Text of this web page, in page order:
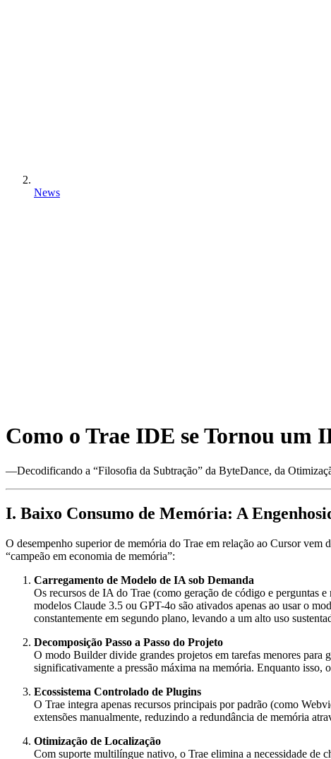
News
Como o Trae IDE se Tornou um
—Decodificando a “Filosofia da Subtração” da ByteDance, da
I. Baixo Consumo de Memória: A
O desempenho superior de memória do Trae em relação ao Cursor vem
“campeão em economia de memória”:
Carregamento de Modelo de IA sob Demanda
Os recursos de IA do Trae (como geração de código e perguntas
modelos Claude 3.5 ou GPT-4o são ativados apenas ao usar o
constantemente em segundo plano, levando a um alto uso
Decomposição Passo a Passo do Projeto
O modo Builder divide grandes projetos em tarefas menores para
significativamente a pressão máxima na memória. Enquanto isso,
Ecossistema Controlado de Plugins
O Trae integra apenas recursos principais por padrão (como
extensões manualmente, reduzindo a redundância de memória
Otimização de Localização
Com suporte multilíngue nativo, o Trae elimina a necessidade de